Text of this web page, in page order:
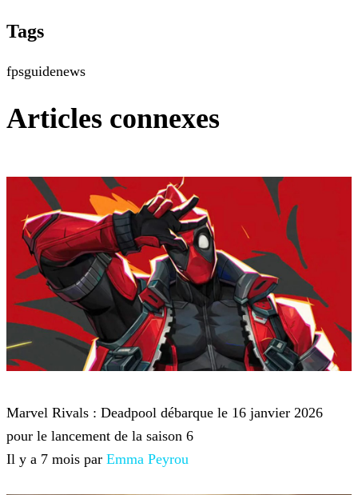
Tags
fpsguidenews
Articles connexes
Marvel Rivals : Deadpool débarque le 16 janvier 2026
pour le lancement de la saison 6
Il y a 7 mois par Emma Peyrou